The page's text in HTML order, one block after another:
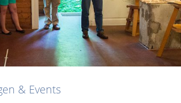
& Events